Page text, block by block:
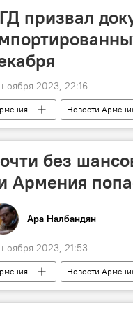
призвал
2023, 22:16
Новости
без
Армения
Ара Налбандян
2023, 21:53
Новости
Армении по футболу